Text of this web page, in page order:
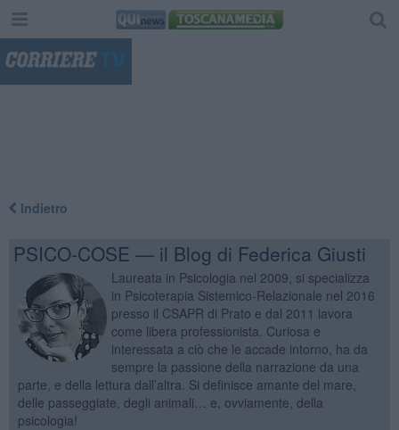
Indietro
PSICO-COSE — il Blog di Federica Giusti
Laureata in Psicologia nel 2009, si specializza
in Psicoterapia Sistemico-Relazionale nel 2016
presso il CSAPR di Prato e dal 2011 lavora
come libera professionista. Curiosa e
interessata a ciò che le accade intorno, ha da
sempre la passione della narrazione da una
parte, e della lettura dall’altra. Si definisce amante del mare,
delle passeggiate, degli animali… e, ovviamente, della
psicologia!